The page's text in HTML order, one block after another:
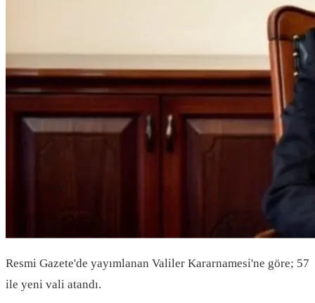
Resmi Gazete'de yayımlanan Valiler Kararnamesi'ne göre; 57
ile yeni vali atandı.